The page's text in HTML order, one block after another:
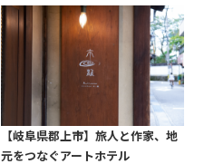
【岐阜県郡上市】旅人と作家、地
元をつなぐアートホテル